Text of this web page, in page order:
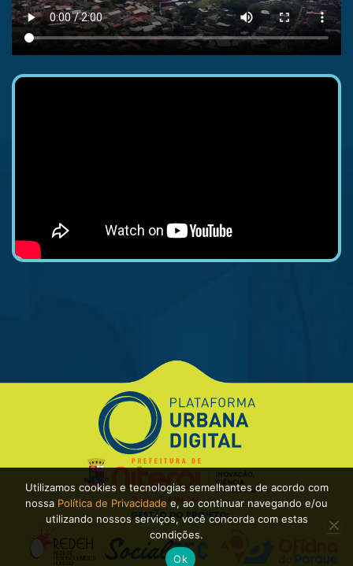
Utilizamos cookies e tecnologias semelhantes de acordo com
nossa Política de Privacidade e, ao continuar navegando e/ou
utilizando nossos serviços, você concorda com estas
condições.
Ok